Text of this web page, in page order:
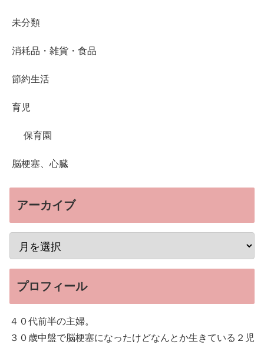
未分類
消耗品・雑貨・食品
節約生活
育児
保育園
脳梗塞、心臓
アーカイブ
プロフィール
４０代前半の主婦。
３０歳中盤で脳梗塞になったけどなんとか生きている２児